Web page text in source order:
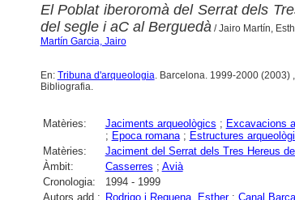
El Poblat iberoromà del Serrat dels
del segle i aC al Berguedà/ Jairo Martín,
Martín Garcia, Jairo
En: Tribuna d'arqueologia. Barcelona. 1999-2000 (2003)
Bibliografia.
Matèries: Jaciments arqueològics ; Excavacions
; Epoca romana; Estructures
Matèries:
Jaciment del Serrat dels Tres Hereus
Àmbit:
Casserres ; Avià
Cronologia:
1994 - 1999
Autors add.: Rodrigo i Requena, Esther; Canal